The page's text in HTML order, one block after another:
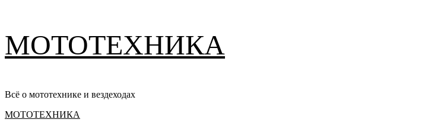
содержимому
МОТОТЕХНИКА
Всё о мототехнике и вездеходах
Основное
МОТОТЕХНИКА